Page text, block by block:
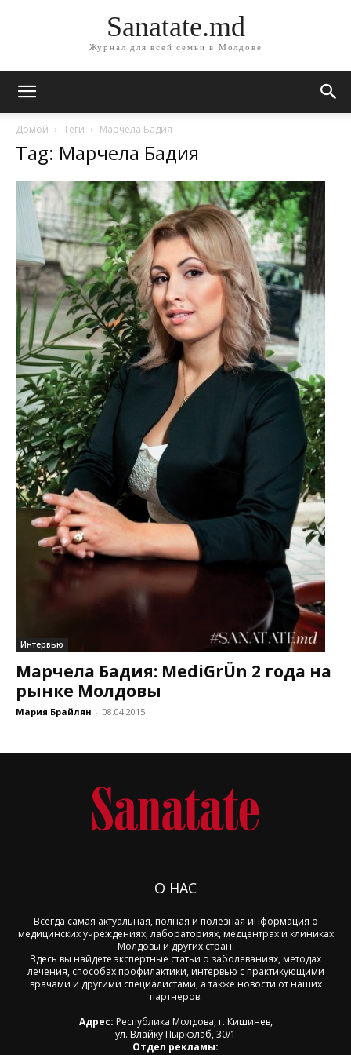
Sanatate.md
Журнал для всей семьи в Молдове
Домой Теги Марчела Бадия
Tag: Марчела Бадия
Интервью
Марчела Бадия: MediGrÜn 2 года на
рынке Молдовы
Мария Брайлян - 08.04.2015
О НАС
Всегда самая актуальная, полная и полезная информация о
медицинских учреждениях, лабораториях, медцентрах и клиниках
Молдовы и других стран.
Здесь вы найдете экспертные статьи о заболеваниях, методах
лечения, способах профилактики, интервью с практикующими
врачами и другими специалистами, а также новости от наших
партнеров.
Адрес: Республика Молдова, г. Кишинев,
ул. Влайку Пыркэлаб, 30/1
Отдел рекламы: